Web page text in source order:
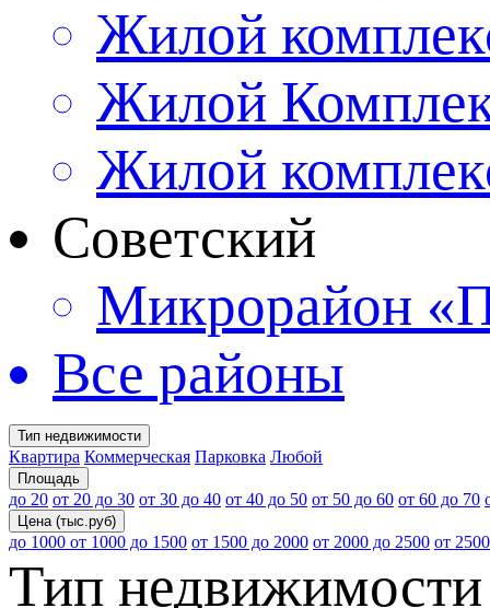
Жилой
Жилой
Жилой
Советский
Микрорайон
Все районы
Тип недвижимости
Квартира Коммерческая Парковка Любой
Площадь
до 20 от 20 до 30 от 30 до 40 от 40 до 50 от 50 до 60 от 60 до 70
Цена (тыс.руб)
до 1000 от 1000 до 1500 от 1500 до 2000 от 2000 до 2500 от
Тип недвижимости